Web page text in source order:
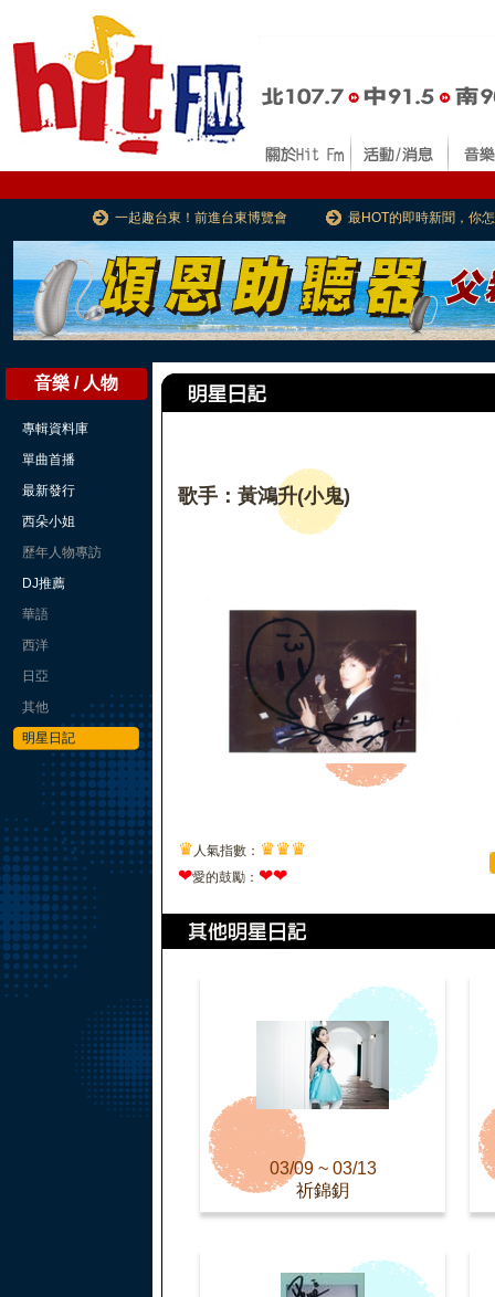
一起趣台東！前進台東博覽會 最HOT的即時新聞，你
音樂 / 人物
專輯資料庫
單曲首播
最新發行
西朵小姐
歷年人物專訪
DJ推薦
華語
西洋
日亞
其他
明星日記
歌手：黃鴻升(小鬼)
♛ 人氣指數： ♛♛♛
❤愛的鼓勵： ❤❤
03/09 ~ 03/13
祈錦鈅